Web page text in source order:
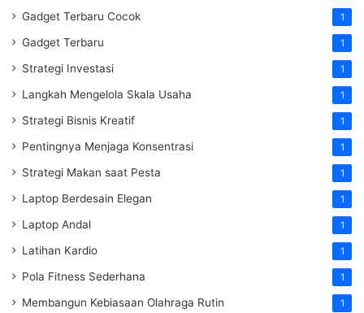
Gadget Terbaru Cocok 1
Gadget Terbaru 1
Strategi Investasi 1
Langkah Mengelola Skala Usaha 1
Strategi Bisnis Kreatif 1
Pentingnya Menjaga Konsentrasi 1
Strategi Makan saat Pesta 1
Laptop Berdesain Elegan 1
Laptop Andal 1
Latihan Kardio 1
Pola Fitness Sederhana 1
Membangun Kebiasaan Olahraga Rutin 1